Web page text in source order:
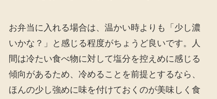
お弁当に入れる場合は、温かい時よりも「少し濃
いかな？」と感じる程度がちょうど良いです。人
間は冷たい食べ物に対して塩分を控えめに感じる
傾向があるため、冷めることを前提とするなら、
ほんの少し強めに味を付けておくのが美味しく食